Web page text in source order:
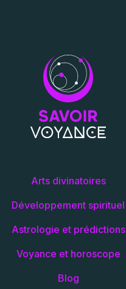
Arts divinatoires
Développement spirituel
Astrologie et prédictions
Voyance et horoscope
Blog